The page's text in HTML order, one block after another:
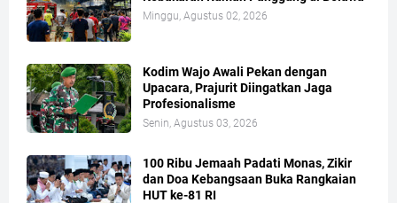
Minggu, Agustus 02, 2026
Kodim Wajo Awali Pekan dengan
Upacara, Prajurit Diingatkan Jaga
Profesionalisme
Senin, Agustus 03, 2026
100 Ribu Jemaah Padati Monas, Zikir
dan Doa Kebangsaan Buka Rangkaian
HUT ke-81 RI